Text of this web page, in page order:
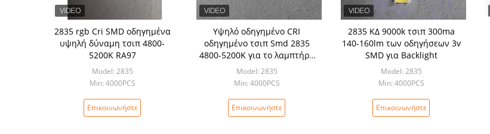
2835 rgb Cri SMD οδηγημένα
υψηλή δύναμη τσιπ 4800-
5200K RA97
Model: 2835
Min: 4000PCS
Επικοινωνήστε
Υψηλό οδηγημένο CRI
οδηγημένο τσιπ Smd 2835
4800-5200K για το λαμπτήρα
πινάκων
Model: 2835
Min: 4000PCS
Επικοινωνήστε
2835 ΚΔ 9000k τσιπ 300ma
140-160lm των οδηγήσεων 3v
SMD για Backlight
Model: 2835
Min: 4000PCS
Επικοινωνήστε